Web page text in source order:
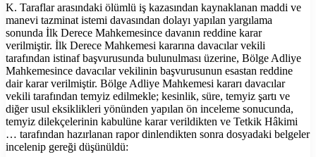
K. Taraflar arasındaki ölümlü iş kazasından kaynaklanan maddi ve
manevi tazminat istemi davasından dolayı yapılan yargılama
sonunda İlk Derece Mahkemesince davanın reddine karar
verilmiştir. İlk Derece Mahkemesi kararına davacılar vekili
tarafından istinaf başvurusunda bulunulması üzerine, Bölge Adliye
Mahkemesince davacılar vekilinin başvurusunun esastan reddine
dair karar verilmiştir. Bölge Adliye Mahkemesi kararı davacılar
vekili tarafından temyiz edilmekle; kesinlik, süre, temyiz şartı ve
diğer usul eksiklikleri yönünden yapılan ön inceleme sonucunda,
temyiz dilekçelerinin kabulüne karar verildikten ve Tetkik Hâkimi
… tarafından hazırlanan rapor dinlendikten sonra dosyadaki belgeler
incelenip gereği düşünüldü: